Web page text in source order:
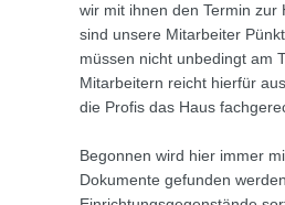
wir mit ihnen den Termin zur
sind unsere Mitarbeiter
müssen nicht unbedingt am
Mitarbeitern reicht hierfür
die Profis das Haus
Begonnen wird hier immer
Dokumente gefunden